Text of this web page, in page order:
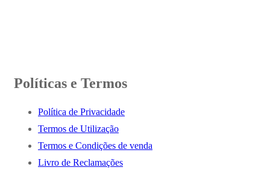
Políticas e Termos
Política de Privacidade
Termos de Utilização
Termos e Condições de venda
Livro de Reclamações